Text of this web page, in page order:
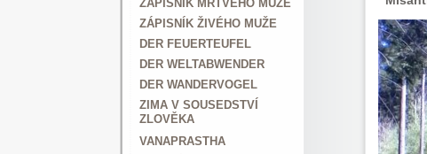
ZÁPISNÍK MRTVÉHO MUŽE
ZÁPISNÍK ŽIVÉHO MUŽE
DER FEUERTEUFEL
DER WELTABWENDER
DER WANDERVOGEL
ZIMA V SOUSEDSTVÍ
ZLOVĚKA
VANAPRASTHA